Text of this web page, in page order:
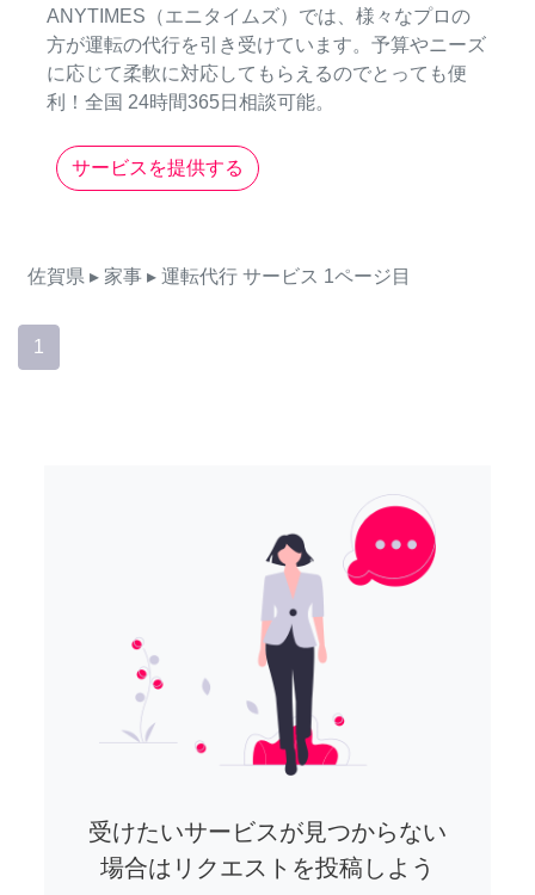
ANYTIMES（エニタイムズ）では、様々なプロの
方が運転の代行を引き受けています。予算やニーズ
に応じて柔軟に対応してもらえるのでとっても便
利！全国 24時間365日相談可能。
サービスを提供する
佐賀県 ▸ 家事 ▸ 運転代行 サービス 1ページ目
1
受けたいサービスが見つからない
場合はリクエストを投稿しよう